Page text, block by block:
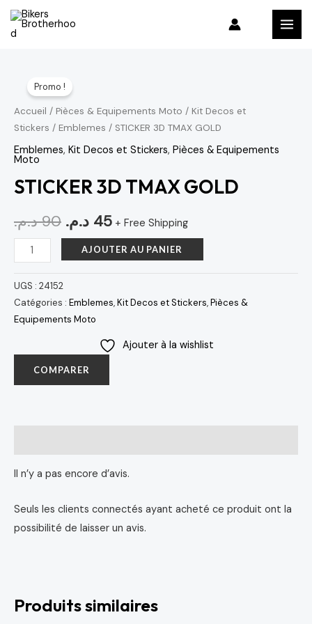
Aller
Promo !
Accueil / Pièces & Equipements Moto / Kit Decos et
Stickers / Emblemes / STICKER 3D TMAX GOLD
Emblemes, Kit Decos et Stickers, Pièces & Equipements
Moto
STICKER 3D TMAX GOLD
90 د.م.
prix
initial
90 د.م..
45 د.م.
prix
actuel
45 د.م..
+ Free Shipping
STICKER
3D
TMAX
GOLD
AJOUTER AU PANIER
UGS : 24152
Catégories : Emblemes,Kit Decos et Stickers,Pièces &
Equipements Moto
Ajouter à la wishlist
COMPARER
Il n’y a pas encore d’avis.
Seuls les clients connectés ayant acheté ce produit ont la
possibilité de laisser un avis.
Produits similaires